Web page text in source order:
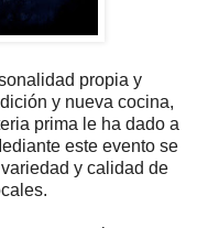
propia y
y nueva cocina,
prima le ha dado a
este evento se
y calidad de